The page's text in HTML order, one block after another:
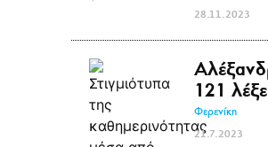
28.11.2023
121
Φερενίκη
21.7.2023